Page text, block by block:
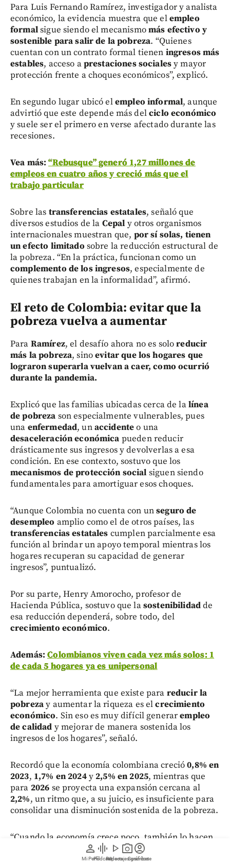
person
Mi Perfil
graphic_eq
Pódcast
play_arrow
Videos
photo_camera
Reportajes gráficos
account_circle
Suscríbete
Para Luis Fernando Ramírez, investigador y analista
económico, la evidencia muestra que elempleo
formalsigue siendo el mecanismomás efectivo y
sostenible para salir de la pobreza. “Quienes
cuentan con un contrato formal tienen ingresos más
estables, acceso aprestaciones socialesy mayor
protección frente a choques económicos”, explicó.
En segundo lugar ubicó elempleo informal, aunque
advirtió que este depende más delciclo económico
y suele ser el primero en verse afectado durante las
recesiones.
Vea más:“Rebusque” generó 1,27 millones de
empleos en cuatro años y creció más que el
trabajo particular
Sobre las transferencias estatales, señaló que
diversos estudios de la Cepal y otros organismos
internacionales muestran que, por sí solas, tienen
un efecto limitado sobre la reducción estructural de
la pobreza. “En la práctica, funcionan como un
complemento de los ingresos, especialmente de
quienes trabajan en la informalidad”, afirmó.
El reto de Colombia: evitar que la
pobreza vuelva a aumentar
Para Ramírez, el desafío ahora no es soloreducir
más la pobreza, sinoevitar que los hogares que
lograron superarla vuelvan a caer, como ocurrió
durante la pandemia.
Explicó que las familias ubicadas cerca de lalínea
de pobreza son especialmente vulnerables, pues
una enfermedad, unaccidenteo una
desaceleración económica pueden reducir
drásticamente sus ingresos y devolverlas a esa
condición. En ese contexto, sostuvo que los
mecanismos de protección social siguen siendo
fundamentales para amortiguar esos choques.
“Aunque Colombia no cuenta con unseguro de
desempleo amplio como el de otros países, las
transferencias estatales cumplen parcialmente esa
función al brindar un apoyo temporal mientras los
hogares recuperan su capacidad de generar
ingresos”, puntualizó.
Por su parte, Henry Amorocho, profesor de
Hacienda Pública, sostuvo que lasostenibilidadde
esa reducción dependerá, sobre todo, del
crecimiento económico.
Además:Colombianos viven cada vez más solos: 1
de cada 5 hogares ya es unipersonal
“La mejor herramienta que existe para reducir la
pobrezay aumentar la riqueza es elcrecimiento
económico. Sin eso es muy difícil generarempleo
de calidad y mejorar de manera sostenida los
ingresos de los hogares”, señaló.
Recordó que la economía colombiana creció0,8% en
2023, 1,7% en 2024y2,5% en 2025, mientras que
para 2026 se proyecta una expansión cercana al
2,2%, un ritmo que, a su juicio, es insuficiente para
consolidar una disminución sostenida de la pobreza.
“Cuando la economía crece poco, también lo hacen
ingresos de los hogares . Esa es la principal
dificultad. Con ese ritmo de expansión es mucho